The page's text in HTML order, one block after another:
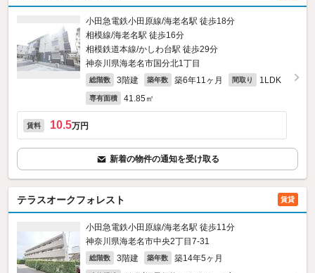
小田急電鉄小田原線/海老名駅 徒歩18分
相模線/海老名駅 徒歩16分
相模鉄道本線/かしわ台駅 徒歩29分
神奈川県海老名市国分北1丁目
総階数 3階建 築年数 築6年11ヶ月 間取り 1LDK
専有面積 41.85㎡
賃料 10.5万円
新着の物件の通知を受け取る
テラスオークフォレスト 賃貸
小田急電鉄小田原線/海老名駅 徒歩11分
神奈川県海老名市中央2丁目7-31
総階数 3階建 築年数 築14年5ヶ月